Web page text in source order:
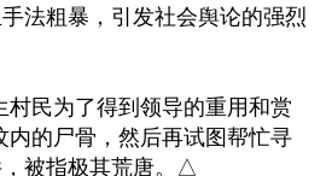
法粗暴，引发社会舆论的强烈
村民为了得到领导的重用和赏
内的尸骨，然后再试图帮忙寻